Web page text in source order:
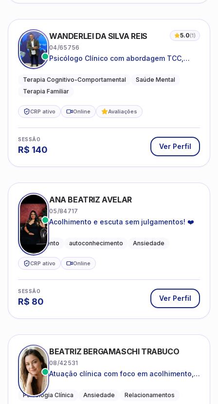
WANDERLEI DA SILVA REIS 5.0(1)
04/65756
Psicólogo Clínico com abordagem TCC,
sistêmica
Terapia Cognitivo-Comportamental
Saúde Mental
Terapia Familiar
CRP ativo Online Avaliações
SESSÃO
R$ 140 Ver Perfil
ANA BEATRIZ AVELAR
05/84717
Acolhimento e escuta sem julgamentos! ❤️
Acolhimento autoconhecimento Ansiedade
CRP ativo Online
SESSÃO
R$ 80 Ver Perfil
BEATRIZ BERGAMASCHI TRABUCO
08/42531
Atuação clínica com foco em acolhimento,
Psicologia Clínica Ansiedade Relacionamentos